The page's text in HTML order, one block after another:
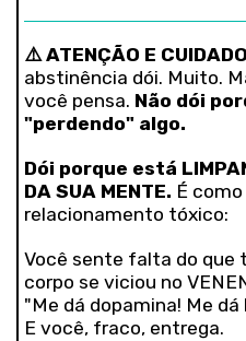
⚠️ ATENÇÃO E
abstinência dói. Muito.
você pensa. Não dói
"perdendo" algo.
Dói porque está
DA SUA MENTE. É
relacionamento tóxico:
Você sente falta do que
corpo se viciou no
"Me dá dopamina! Me
E você, fraco, entrega.